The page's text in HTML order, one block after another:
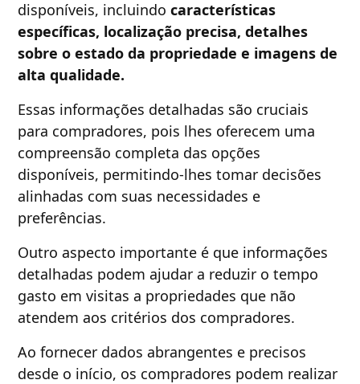
disponíveis, incluindocaracterísticas
específicas, localização precisa, detalhes
sobre o estado da propriedade e imagens de
alta qualidade.
Essas informações detalhadas são cruciais
para compradores, pois lhes oferecem uma
compreensão completa das opções
disponíveis, permitindo-lhes tomar decisões
alinhadas com suas necessidades e
preferências.
Outro aspecto importante é que informações
detalhadas podem ajudar a reduzir o tempo
gasto em visitas a propriedades que não
atendem aos critérios dos compradores.
Ao fornecer dados abrangentes e precisos
desde o início, os compradores podem realizar